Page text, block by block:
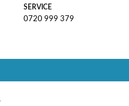
SERVICE
0720 999 379